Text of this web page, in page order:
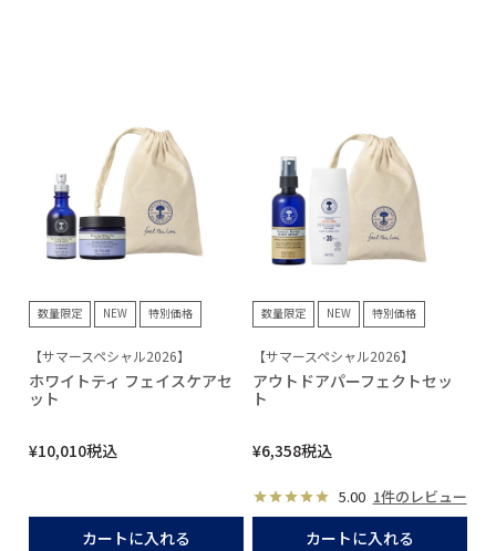
数量限定 NEW 特別価格
【サマースペシャル2026】
ホワイトティ フェイスケアセ
ット
¥10,010税込
カートに入れる
数量限定 NEW 特別価格
【サマースペシャル2026】
アウトドアパーフェクトセッ
ト
¥6,358税込
5.00 1件のレビュー
カートに入れる